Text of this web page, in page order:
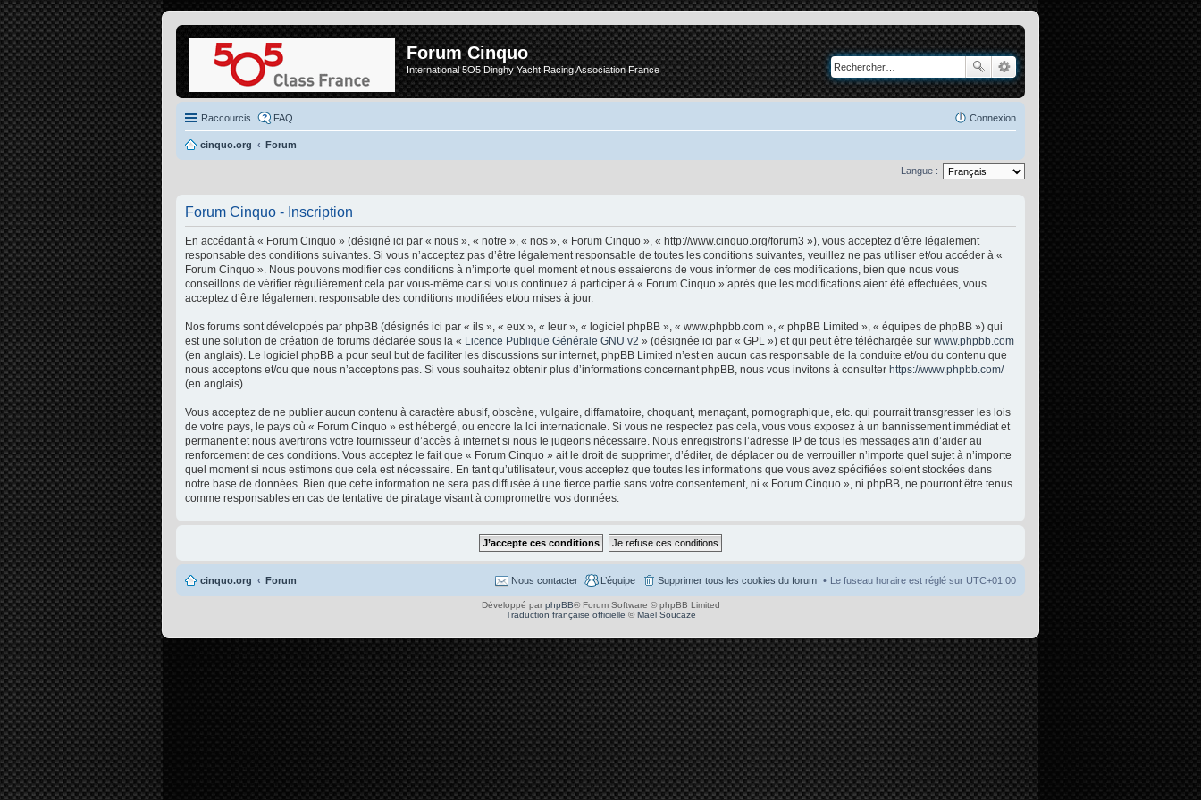
Forum Cinquo
International 5O5 Dinghy Yacht Racing Association France
Raccourcis FAQ Connexion
cinquo.org Forum
Langue :
Forum Cinquo - Inscription
En accédant à « Forum Cinquo » (désigné ici par « nous », « notre », « nos », « Forum Cinquo », « http://www.cinquo.org/forum3 »), vous acceptez d’être légalement
responsable des conditions suivantes. Si vous n’acceptez pas d’être légalement responsable de toutes les conditions suivantes, veuillez ne pas utiliser et/ou accéder à «
Forum Cinquo ». Nous pouvons modifier ces conditions à n’importe quel moment et nous essaierons de vous informer de ces modifications, bien que nous vous
conseillons de vérifier régulièrement cela par vous-même car si vous continuez à participer à « Forum Cinquo » après que les modifications aient été effectuées, vous
acceptez d’être légalement responsable des conditions modifiées et/ou mises à jour.
Nos forums sont développés par phpBB (désignés ici par « ils », « eux », « leur », « logiciel phpBB », « www.phpbb.com », « phpBB Limited », « équipes de phpBB ») qui
est une solution de création de forums déclarée sous la « Licence Publique Générale GNU v2 » (désignée ici par « GPL ») et qui peut être téléchargée sur www.phpbb.com
(en anglais). Le logiciel phpBB a pour seul but de faciliter les discussions sur internet, phpBB Limited n’est en aucun cas responsable de la conduite et/ou du contenu que
nous acceptons et/ou que nous n’acceptons pas. Si vous souhaitez obtenir plus d’informations concernant phpBB, nous vous invitons à consulter https://www.phpbb.com/
(en anglais).
Vous acceptez de ne publier aucun contenu à caractère abusif, obscène, vulgaire, diffamatoire, choquant, menaçant, pornographique, etc. qui pourrait transgresser les lois
de votre pays, le pays où « Forum Cinquo » est hébergé, ou encore la loi internationale. Si vous ne respectez pas cela, vous vous exposez à un bannissement immédiat et
permanent et nous avertirons votre fournisseur d’accès à internet si nous le jugeons nécessaire. Nous enregistrons l’adresse IP de tous les messages afin d’aider au
renforcement de ces conditions. Vous acceptez le fait que « Forum Cinquo » ait le droit de supprimer, d’éditer, de déplacer ou de verrouiller n’importe quel sujet à n’importe
quel moment si nous estimons que cela est nécessaire. En tant qu’utilisateur, vous acceptez que toutes les informations que vous avez spécifiées soient stockées dans
notre base de données. Bien que cette information ne sera pas diffusée à une tierce partie sans votre consentement, ni « Forum Cinquo », ni phpBB, ne pourront être tenus
comme responsables en cas de tentative de piratage visant à compromettre vos données.
cinquo.org Forum Le fuseau horaire est réglé sur UTC+01:00
Supprimer tous les cookies du forum
L’équipe
Nous contacter
Développé par phpBB® Forum Software © phpBB Limited
Traduction française officielle ©Maël Soucaze